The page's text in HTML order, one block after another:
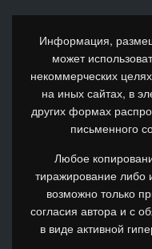
Информация,
может
некоммерческих
на иных сайтах, в
других формах
письменного
Любое
тиражирование либо
возможно только
согласия автора и с
в виде активной